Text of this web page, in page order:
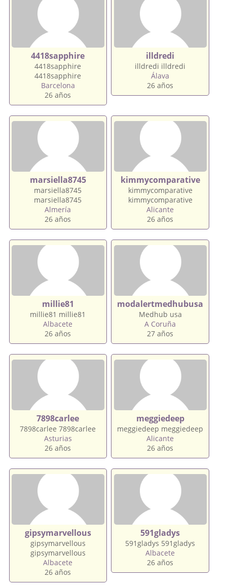
4418sapphire
4418sapphire
4418sapphire
Barcelona
26 años
illdredi
illdredi illdredi
Álava
26 años
marsiella8745
marsiella8745
marsiella8745
Almería
26 años
kimmycomparative
kimmycomparative
kimmycomparative
Alicante
26 años
millie81
millie81 millie81
Albacete
26 años
modalertmedhubusa
Medhub usa
A Coruña
27 años
7898carlee
7898carlee 7898carlee
Asturias
26 años
meggiedeep
meggiedeep meggiedeep
Alicante
26 años
gipsymarvellous
gipsymarvellous
gipsymarvellous
Albacete
26 años
591gladys
591gladys 591gladys
Albacete
26 años